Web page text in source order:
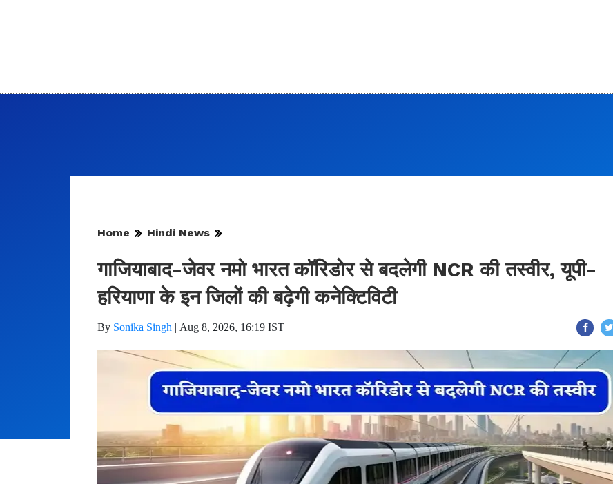
Home Hindi News
गाजियाबाद-जेवर नमो भारत कॉरिडोर से बदलेगी NCR की तस्वीर, यूपी-
हरियाणा के इन जिलों की बढ़ेगी कनेक्टिविटी
By Sonika Singh | Aug 8, 2026, 16:19 IST